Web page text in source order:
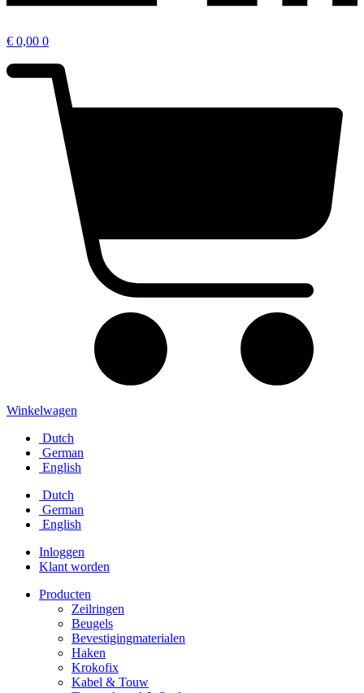
€ 0,00 0
Winkelwagen
Dutch
German
English
Dutch
German
English
Inloggen
Klant worden
Producten
Zeilringen
Beugels
Bevestigingmaterialen
Haken
Krokofix
Kabel & Touw